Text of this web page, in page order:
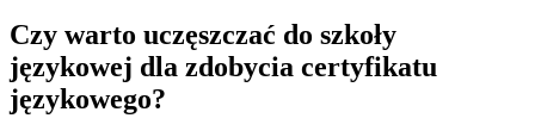
Czy warto uczęszczać do szkoły
językowej dla zdobycia certyfikatu
językowego?